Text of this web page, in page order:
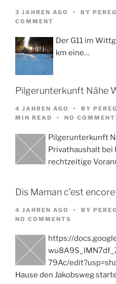
3 JAHREN AGO BY
COMMENT
Der G11 im
km eine…
Pilgerunterkunft Nähe
4 JAHREN AGO BY
MIN READ
NO
Pilgerunterkunft
Privathaushalt
rechtzeitige
Dis Maman c’est
4 JAHREN AGO BY
NO COMMENTS
https://
79Ac/
Hause den Jakobsweg